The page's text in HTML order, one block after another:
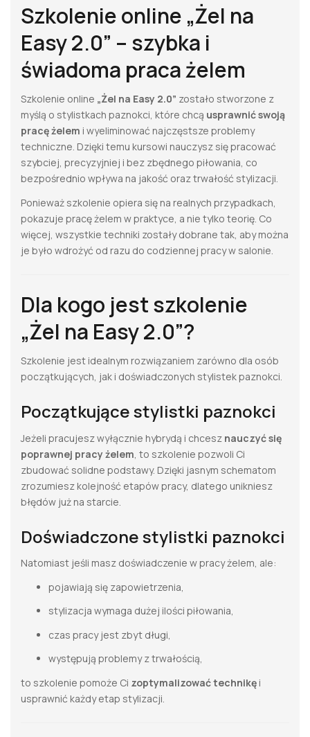
Szkolenie online „Żel na
Easy 2.0” – szybka i
świadoma praca żelem
Szkolenie online „Żel na Easy 2.0” zostało stworzone z
myślą o stylistkach paznokci, które chcą usprawnić swoją
pracę żelem i wyeliminować najczęstsze problemy
techniczne. Dzięki temu kursowi nauczysz się pracować
szybciej, precyzyjniej i bez zbędnego piłowania, co
bezpośrednio wpływa na jakość oraz trwałość stylizacji.
Ponieważ szkolenie opiera się na realnych przypadkach,
pokazuje pracę żelem w praktyce, a nie tylko teorię. Co
więcej, wszystkie techniki zostały dobrane tak, aby można
je było wdrożyć od razu do codziennej pracy w salonie.
Dla kogo jest szkolenie
„Żel na Easy 2.0”?
Szkolenie jest idealnym rozwiązaniem zarówno dla osób
początkujących, jak i doświadczonych stylistek paznokci.
Początkujące stylistki paznokci
Jeżeli pracujesz wyłącznie hybrydą i chcesz nauczyć się
poprawnej pracy żelem , to szkolenie pozwoli Ci
zbudować solidne podstawy. Dzięki jasnym schematom
zrozumiesz kolejność etapów pracy, dlatego unikniesz
błędów już na starcie.
Doświadczone stylistki paznokci
Natomiast jeśli masz doświadczenie w pracy żelem, ale:
pojawiają się zapowietrzenia,
stylizacja wymaga dużej ilości piłowania,
czas pracy jest zbyt długi,
występują problemy z trwałością,
to szkolenie pomoże Ci zoptymalizować technikę i
usprawnić każdy etap stylizacji.